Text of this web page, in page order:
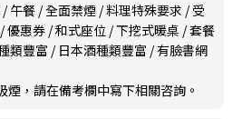
/午餐 /全面禁煙 /料理特殊要求 /受
/優惠券 /和式座位 /下挖式暖桌 /套餐
類豐富 / 日本酒種類豐富 /有臉書網
，請在備考欄中寫下相關咨詢。